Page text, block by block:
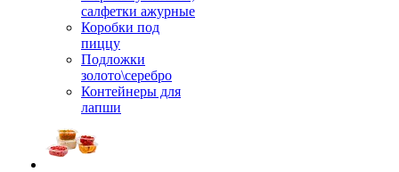
салфетки ажурные
Коробки под
пиццу
Подложки
золото\серебро
Контейнеры для
лапши